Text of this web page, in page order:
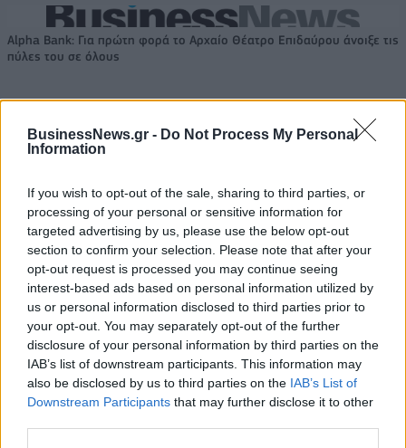
BusinessNews.gr - Do Not Process My Personal
Information
If you wish to opt-out of the sale, sharing to third parties, or
processing of your personal or sensitive information for
targeted advertising by us, please use the below opt-out
section to confirm your selection. Please note that after your
opt-out request is processed you may continue seeing
interest-based ads based on personal information utilized by
us or personal information disclosed to third parties prior to
your opt-out. You may separately opt-out of the further
disclosure of your personal information by third parties on the
IAB’s list of downstream participants. This information may
also be disclosed by us to third parties on the IAB’s List of
Downstream Participants that may further disclose it to other
Alpha Bank: Για πρώτη φορά το Αρχαίο Θέατρο Επιδαύρου άνοιξε τις
πύλες του σε όλους
Ποτάμι: Συμπλεγματική
εμμονή του ΣΥΡΙΖΑ ενάντια
στα πρότυπα σχολεία
28/03/2016 - 03:00
Κ. Κληρίδης: Έκδοση
ευρωπαϊκού εντάλματος
σύλληψης του Λ.
Μπόμπολα
28/03/2016 - 03:00